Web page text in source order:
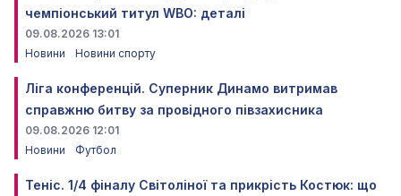
чемпіонський титул WBO: деталі
09.08.2026 13:01
Новини
Новини спорту
Ліга конференцій. Суперник Динамо витримав
справжню битву за провідного півзахисника
09.08.2026 12:01
Новини
Футбол
Теніс. 1/4 фіналу Світоліної та прикрість Костюк: що